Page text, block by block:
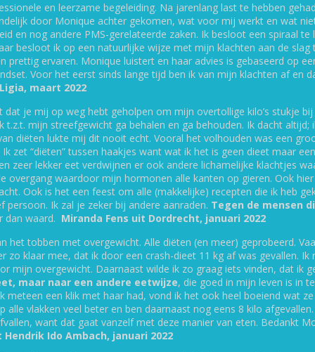
Ervaringen van cliënten
De Hormoonfactor
Deze klachten kunnen te maken hebben met
hormonale storingen. Ik help je je hormonen
optimaal in balans krijgen zodat je je
energieker en fitter voelt. Het wordt veel
eenvoudiger om jouw ideale gewicht te
bereiken en te behouden*. En dat zonder jo-
jo effect. Door middel van een andere
calorieën te tellen. Veel mensen bemerken
dat allerlei hardnekkige gezondheids-klachten
verminderen of zelfs geheel verdwijnen!
Het is
aan
mensen
allerlei
de
terug te
de
en leerzame begeleiding. Na jarenlang last te hebben
door Monique achter gekomen, wat voor mij werkt en wat
en nog andere PMS-gerelateerde zaken. Ik besloot een spiraal
besloot ik op een natuurlijke wijze met mijn klachten aan de
prettig ervaren. Monique luistert en haar advies is gebaseerd op
Voor het eerst sinds lange tijd ben ik van mijn klachten af en
Ligia, maart 2022
je mij op weg hebt geholpen om mijn overtollige kilo’s stukje
t.z.t. mijn streefgewicht ga behalen en ga behouden. Ik dacht
diëten lukte mij dit nooit echt. Vooral het volhouden was een
zet “diëten” tussen haakjes want wat ik het is geen dieet maar
zeer lekker eet verdwijnen er ook andere lichamelijke klachtjes
overgang waardoor mijn hormonen alle kanten op gieren. Ook
Ook is het een feest om alle (makkelijke) recepten die ik heb
persoon. Ik zal je zeker bij andere aanraden. Tegen de mensen
dan waard. Miranda Fens uit Dordrecht, januari 2022
het tobben met overgewicht. Alle diëten (en meer) geprobeerd.
zo klaar mee, dat ik door een crash-dieet 11 kg af was gevallen.
mijn overgewicht. Daarnaast wilde ik zo graag iets vinden, dat ik
maar naar een andere eetwijze, die goed in mijn leven is in
een klik met haar had, vond ik het ook heel boeiend wat
alle vlakken veel beter en ben daarnaast nog eens 8 kilo
want dat gaat vanzelf met deze manier van eten. Bedankt
Ido Ambach, januari 2022